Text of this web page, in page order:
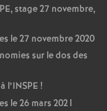
, stage 27 novembre,
le 27 novembre 2020
sur le dos des
à l’INSPE !
le 26 mars 2021